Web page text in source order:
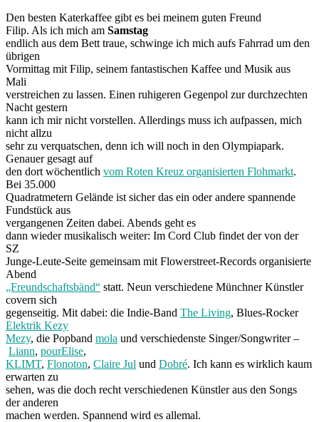
Den besten Katerkaffee gibt es bei meinem guten Freund
Filip. Als ich mich am Samstag
endlich aus dem Bett traue, schwinge ich mich aufs Fahrrad um den
übrigen
Vormittag mit Filip, seinem fantastischen Kaffee und Musik aus
Mali
verstreichen zu lassen. Einen ruhigeren Gegenpol zur durchzechten
Nacht gestern
kann ich mir nicht vorstellen. Allerdings muss ich aufpassen, mich
nicht allzu
sehr zu verquatschen, denn ich will noch in den Olympiapark.
Genauer gesagt auf
den dort wöchentlich vom Roten Kreuz organisierten Flohmarkt.
Bei 35.000
Quadratmetern Gelände ist sicher das ein oder andere spannende
Fundstück aus
vergangenen Zeiten dabei. Abends geht es
dann wieder musikalisch weiter: Im Cord Club findet der von der
SZ
Junge-Leute-Seite gemeinsam mit Flowerstreet-Records organisierte
Abend
„Freundschaftsbänd“ statt. Neun verschiedene Münchner Künstler
covern sich
gegenseitig. Mit dabei: die Indie-Band The Living, Blues-Rocker
Elektrik Kezy
Mezy, die Popband mola und verschiedenste Singer/Songwriter –
Liann, pourElise,
KLIMT, Flonoton, Claire Jul und Dobré. Ich kann es wirklich kaum
erwarten zu
sehen, was die doch recht verschiedenen Künstler aus den Songs
der anderen
machen werden. Spannend wird es allemal.